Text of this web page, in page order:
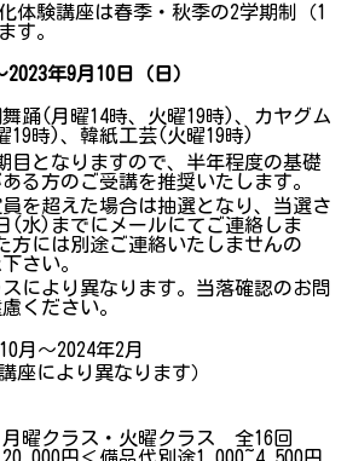
体験講座は春季・秋季の2学期制（1
す。
年9月10日（日）
踊(月曜14時、火曜19時)、カヤグム
19時)、韓紙工芸(火曜19時)
目となりますので、半年程度の基礎
る方のご受講を推奨いたします。
を超えた場合は抽選となり、当選さ
(水)までにメールにてご連絡しま
方には別途ご連絡いたしませんの
さい。
により異なります。当落確認のお問
ください。
月～2024年2月
座により異なります）
月曜クラス・火曜クラス 全16回